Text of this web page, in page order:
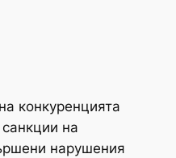
конкуренцията
на
нарушения